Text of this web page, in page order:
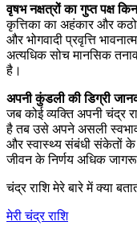
वृषभ नक्षत्रों का गुप्त पक्ष
कृत्तिका का अहंकार और
और भोगवादी प्रवृत्ति
अत्यधिक सोच मानसिक
है।
अपनी कुंडली की डिग्री
जब कोई व्यक्ति अपनी चंद्र
है तब उसे अपने असली
और स्वास्थ्य संबंधी संकेतों
जीवन के निर्णय अधिक
चंद्र राशि मेरे बारे में क्या
मेरी चंद्र राशि